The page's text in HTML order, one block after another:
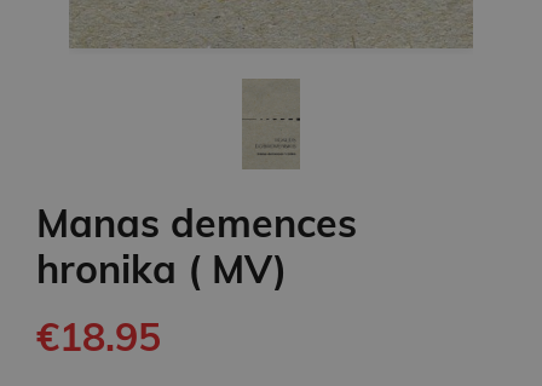
Manas demences
hronika ( MV)
€18.95